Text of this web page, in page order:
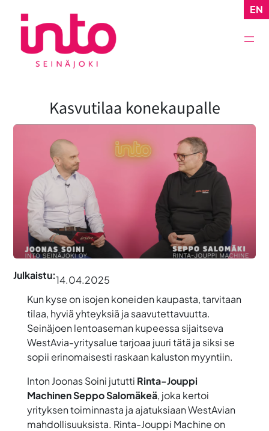
sisältöön
EN
Kasvutilaa konekaupalle
Julkaistu:14.04.2025
Kun kyse on isojen koneiden kaupasta, tarvitaan
tilaa, hyviä yhteyksiä ja saavutettavuutta.
Seinäjoen lentoaseman kupeessa sijaitseva
WestAvia-yritysalue tarjoaa juuri tätä ja siksi se
sopii erinomaisesti raskaan kaluston myyntiin.
Inton Joonas Soini jututti Rinta-Jouppi
Machinen Seppo Salomäkeä, joka kertoi
yrityksen toiminnasta ja ajatuksiaan WestAvian
mahdollisuuksista. Rinta-Jouppi Machine on